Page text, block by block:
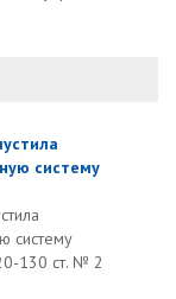
систему
систему
130 ст. № 2